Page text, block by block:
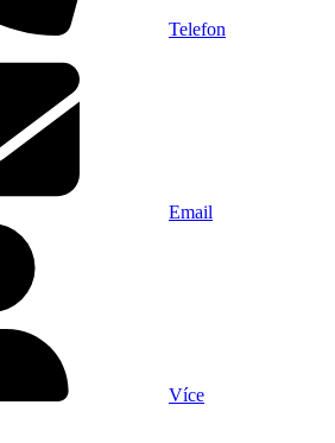
Telefon
Email
Více